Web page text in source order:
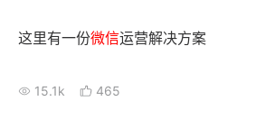
新零售资讯
这里有一份微信运营解决方案
15.1k 465